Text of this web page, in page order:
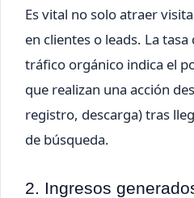
Es vital no solo atraer
en clientes o leads. La
tráfico orgánico indica el
que realizan una acción
registro, descarga) tras
de búsqueda.
2. Ingresos